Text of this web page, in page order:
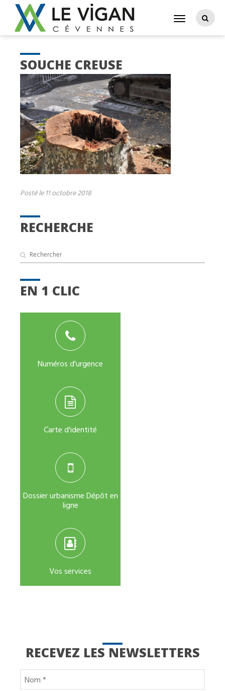
RECHERCHE
EN 1 CLIC
Numéros d'urgence
Carte d'identité
Dossier urbanisme Dépôt en
ligne
Vos services
SOUCHE CREUSE
Posté le 11 octobre 2018
RECEVEZ LES NEWSLETTERS